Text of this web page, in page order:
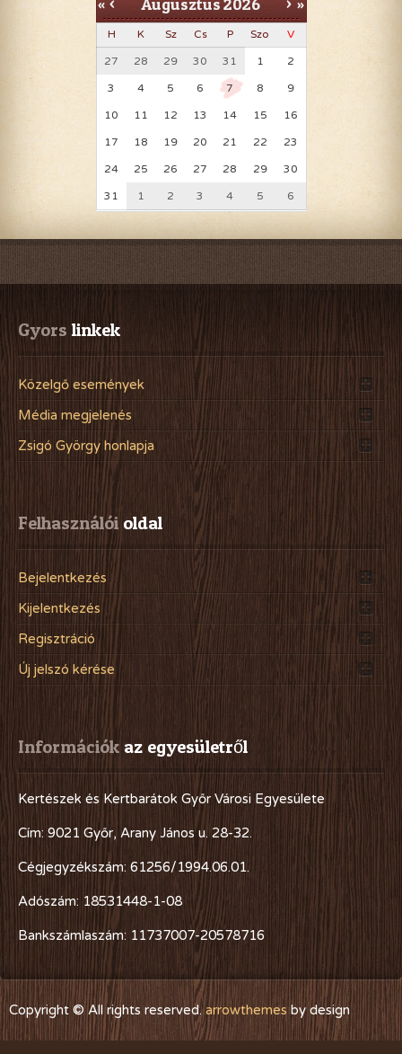
« < Augusztus2026 > »
H K Sz Cs P Szo V
27 28 29 30 31 1 2
3 4 5 6 7 8 9
10 11 12 13 14 15 16
17 18 19 20 21 22 23
24 25 26 27 28 29 30
31 1 2 3 4 5 6
Gyors linkek
Közelgő események
Média megjelenés
Zsigó György honlapja
Felhasználói oldal
Bejelentkezés
Kijelentkezés
Regisztráció
Új jelszó kérése
Információk az egyesületről
Kertészek és Kertbarátok Győr Városi Egyesülete
Cím: 9021 Győr, Arany János u. 28-32.
Cégjegyzékszám: 61256/1994.06.01.
Adószám: 18531448-1-08
Bankszámlaszám: 11737007-20578716
Copyright © All rights reserved.arrowthemesby design